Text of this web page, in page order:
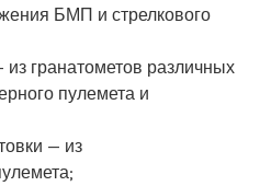
БМП и стрелкового
гранатометов различных
пулемета и
— из